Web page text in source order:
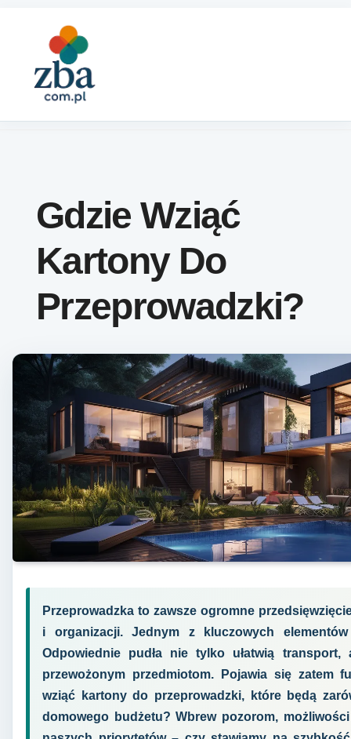
Gdzie Wziąć
Kartony Do
Przeprowadzki?
Przeprowadzka to zawsze ogromne
i organizacji. Jednym z kluczowych
Odpowiednie pudła nie tylko ułatwią transport,
przewożonym przedmiotom. Pojawia się zatem
wziąć kartony do przeprowadzki, które będą
domowego budżetu? Wbrew pozorom,